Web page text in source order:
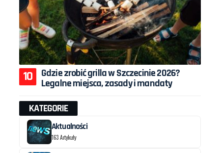
Gdzie zrobić grilla w Szczecinie 2026?
Legalne miejsca, zasady i mandaty
KATEGORIE
Aktualności
163 Artykuły